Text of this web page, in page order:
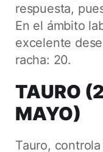
respuesta,
En el ámbito
excelente
racha: 20.
TAURO
MAYO)
Tauro,